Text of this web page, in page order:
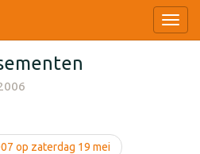
op zaterdag 19 mei